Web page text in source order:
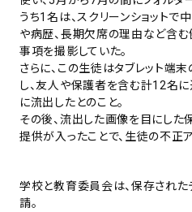
うち1名は、スクリーンショット
や病歴、長期欠席の理由など含
事項を撮影していた。
さらに、この生徒はタブレット端
し、友人や保護者を含む計12名
に流出したとのこと。
その後、流出した画像を目にし
提供が入ったことで、生徒の不正
学校と教育委員会は、保存され
請。